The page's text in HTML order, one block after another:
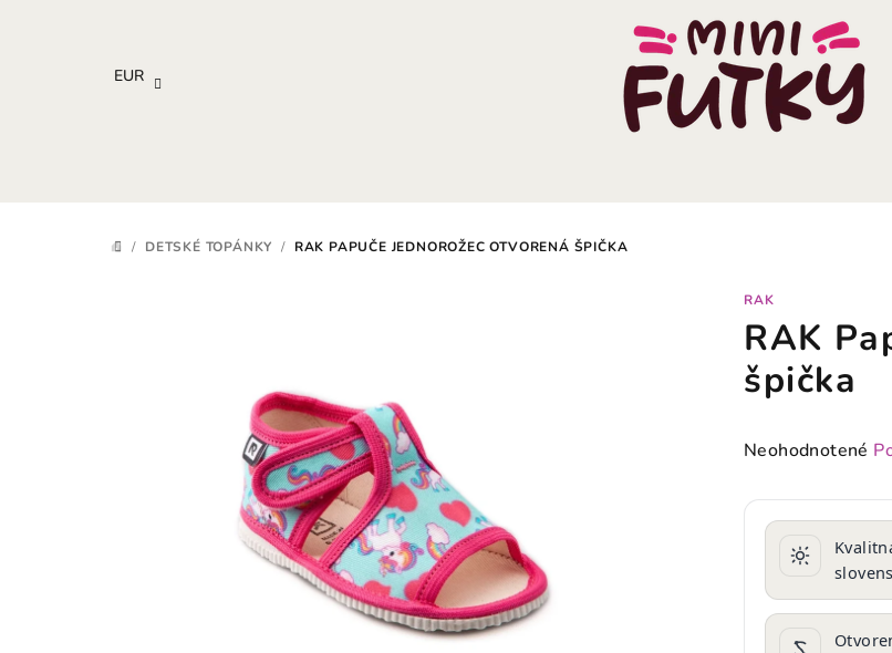
EUR
DOMOV
/ DETSKÉ TOPÁNKY / RAK PAPUČE JEDNOROŽEC OTVORENÁ ŠPIČKA
RAK
RAK
špička
Priemerné
produktu
hviezdičiek.
Neohodnotené